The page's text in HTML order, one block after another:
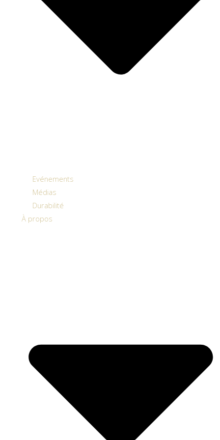
Evénements
Médias
Durabilité
À propos